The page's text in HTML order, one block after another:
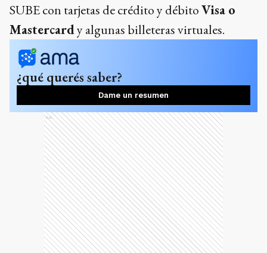
SUBE con tarjetas de crédito y débitoVisa o
Mastercardy algunas billeteras virtuales.
¿qué querés saber?
Dame un resumen
Ads